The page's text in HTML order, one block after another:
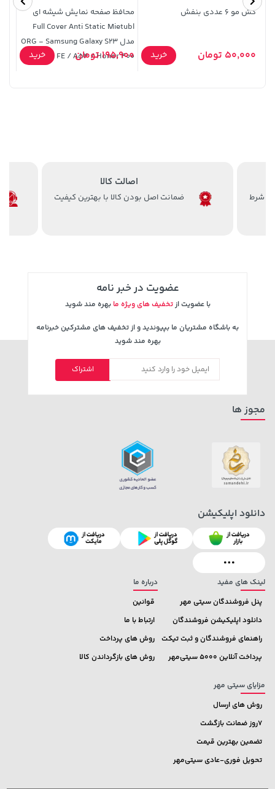
244,000
خرید
141,000 تومان
165,900
خرید
141,000 تومان
148,000 تومان
خرید
1,579,000 تومان
2,275,000
3,679,000 تومان
4,780,000
خرید
145,900
کش مو ۶ عددی بنفش
50,000 تومان خرید
محافظ صفحه نمایش شیشه ای
Full Cover Anti Static Mietubl
مدل ORG - Samsung Galaxy S23
FE / A54 / Honor 400
195,900 تومان خرید
اصالت کالا
ضمانت اصل بودن کالا با بهترین کیفیت
عضویت در خبر نامه
با عضویت ازتخفیف های ویژه ما بهره مند شوید
به باشگاه مشتریان ما بپیوندید و از تخفیف های مشترکین خبرنامه
بهره مند شوید
اشتراک
لینک های مفید
پنل فروشندگان سیتی مهر
دانلود اپلیکیشن فروشندگان
راهنمای فروشندگان و ثبت تیکت
پرداخت آنلاین 5000 سیتی‌مهر
درباره ما
قوانین
ارتباط با ما
روش های پرداخت
روش های بازگرداندن کالا
مزایای سیتی مهر
روش های ارسال
7روز ضمانت بازگشت
تضمین بهترین قیمت
تحویل فوری-عادی سیتی‌مهر
مجوز ها
دانلود اپلیکیشن